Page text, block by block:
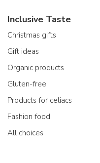
Inclusive Taste
Christmas gifts
Gift ideas
Organic products
Gluten-free
Products for celiacs
Fashion food
All choices